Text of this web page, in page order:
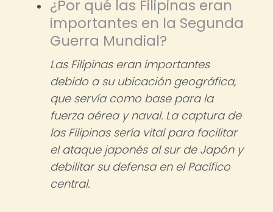
¿Por qué las Filipinas eran
importantes en la Segunda
Guerra Mundial?
Las Filipinas eran importantes
debido a su ubicación geográfica,
que servía como base para la
fuerza aérea y naval. La captura de
las Filipinas sería vital para facilitar
el ataque japonés al sur de Japón y
debilitar su defensa en el Pacífico
central.